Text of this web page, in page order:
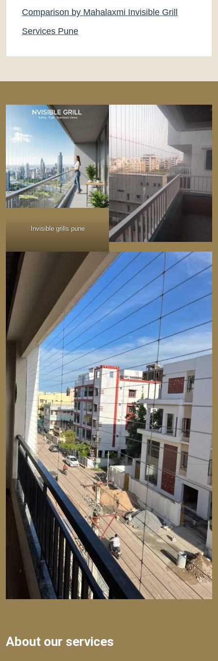
Comparison by Mahalaxmi Invisible Grill
Services Pune
Invisible grills pune
About our services